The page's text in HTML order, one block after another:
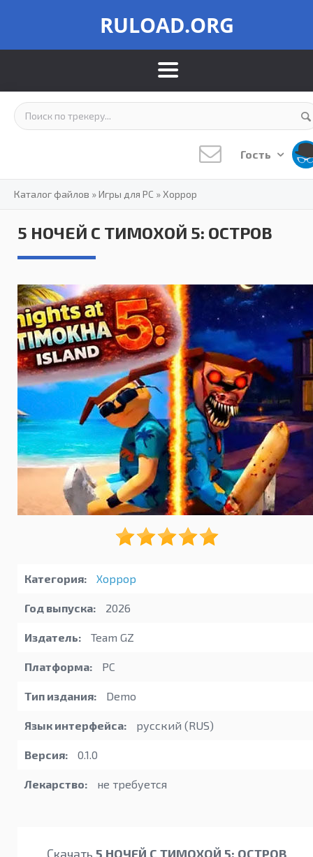
RULOAD.ORG
Гость
Каталог файлов »Игры для PC »Хоррор
5 НОЧЕЙ С ТИМОХОЙ 5: ОСТРОВ
Категория: Хоррор
Год выпуска: 2026
Издатель: Team GZ
Платформа: PC
Тип издания: Demo
Язык интерфейса: русский (RUS)
Версия: 0.1.0
Лекарство: не требуется
Скачать 5 НОЧЕЙ С ТИМОХОЙ 5: ОСТРОВ